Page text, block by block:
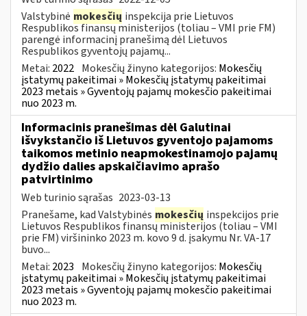
Valstybinė mokesčių inspekcija prie Lietuvos
Respublikos finansų ministerijos (toliau – VMI prie FM)
parengė informacinį pranešimą dėl Lietuvos
Respublikos gyventojų pajamų...
Metai: 2022 Mokesčių žinyno kategorijos: Mokesčių
įstatymų pakeitimai » Mokesčių įstatymų pakeitimai
2023 metais » Gyventojų pajamų mokesčio pakeitimai
nuo 2023 m.
Informacinis pranešimas dėl Galutinai
išvykstančio iš Lietuvos gyventojo pajamoms
taikomos metinio neapmokestinamojo pajamų
dydžio dalies apskaičiavimo aprašo
patvirtinimo
Web turinio sąrašas 2023-03-13
Pranešame, kad Valstybinės mokesčių inspekcijos prie
Lietuvos Respublikos finansų ministerijos (toliau – VMI
prie FM) viršininko 2023 m. kovo 9 d. įsakymu Nr. VA-17
buvo...
Metai: 2023 Mokesčių žinyno kategorijos: Mokesčių
įstatymų pakeitimai » Mokesčių įstatymų pakeitimai
2023 metais » Gyventojų pajamų mokesčio pakeitimai
nuo 2023 m.